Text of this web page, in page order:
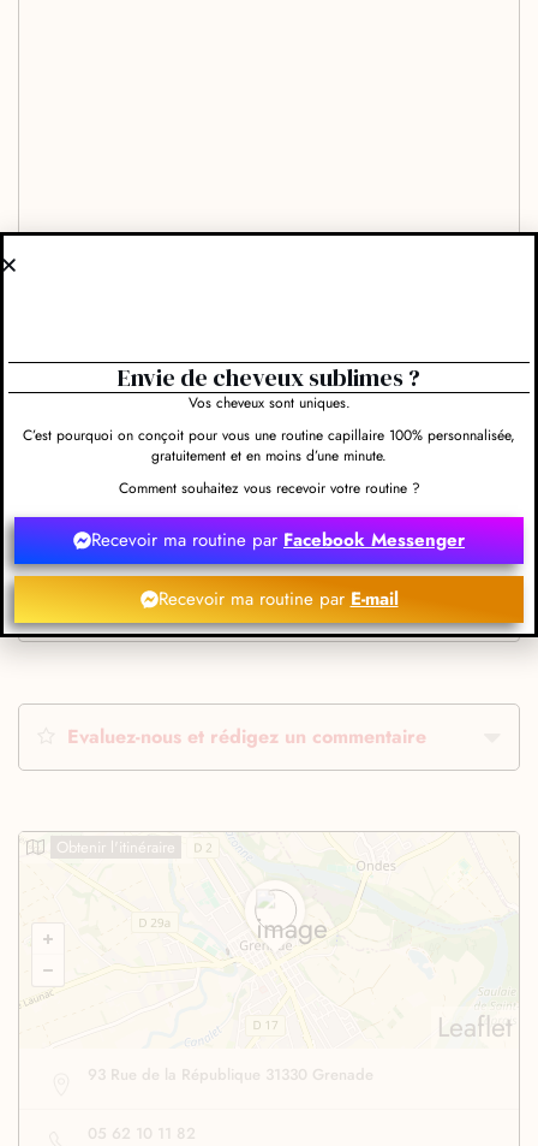
Evaluez-nous et rédigez un commentaire
Leaflet
Obtenir l'itinéraire
93 Rue de la République 31330 Grenade
05 62 10 11 82
Envie de cheveux sublimes ?
Vos cheveux sont uniques.
C’est pourquoi on conçoit pour vous une routine capillaire 100% personnalisée,
gratuitement et en moins d’une minute.
Comment souhaitez vous recevoir votre routine ?
Recevoir ma routine parFacebook Messenger
Recevoir ma routine par E-mail